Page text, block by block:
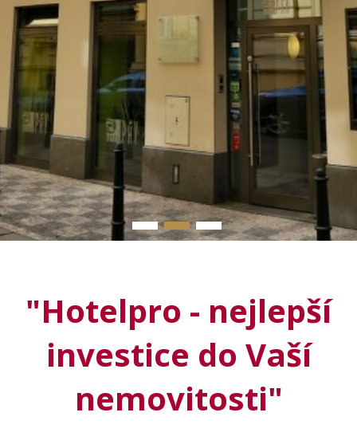
▬▬▬
"Hotelpro - nejlepší
investice do Vaší
nemovitosti"